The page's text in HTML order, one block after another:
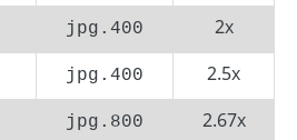
2x
400.jpg
2.5x
400.jpg
2.67x
800.jpg